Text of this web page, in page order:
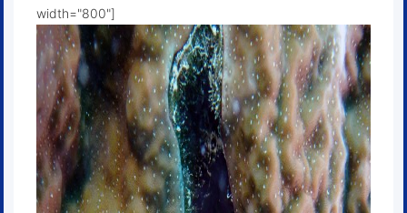
width="800"]